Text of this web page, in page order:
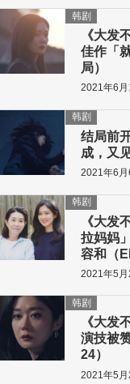
《大发
佳作「
局）
韩剧
2021年6
结局前
成，又
韩剧
2021年6
《大发
拉妈妈
容和（
韩剧
2021年5
《大发
演技被
24）
韩剧
2021年5